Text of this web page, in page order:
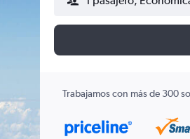
Trabajamos con más de 300